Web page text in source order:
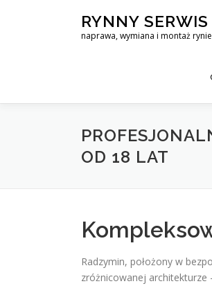
RYNNY
naprawa, wymiana i montaż
OD 18 LAT
Radzymin, położony w
zróżnicowanej architekturze